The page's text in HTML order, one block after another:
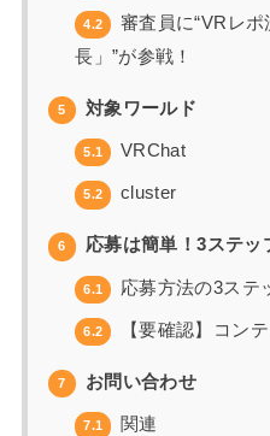
4.2
審査員に“VRレ
長」”が参戦！
5 対象ワールド
5.1 VRChat
5.2 cluster
6 応募は簡単！3ステッ
6.1 応募方法の3ステ
6.2 【要確認】コン
7 お問い合わせ
7.1 関連